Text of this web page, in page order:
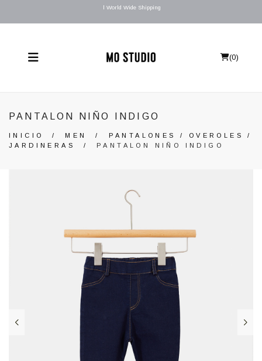
l World Wide Shipping
(0)
PANTALON NIÑO INDIGO
INICIO /MEN / PANTALONES / OVEROLES /
JARDINERAS
/ PANTALON NIÑO INDIGO